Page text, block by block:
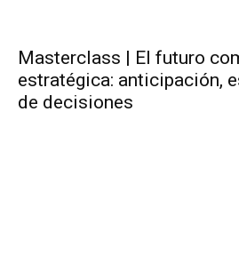
Masterclass | El futuro
estratégica: anticipación,
de decisiones